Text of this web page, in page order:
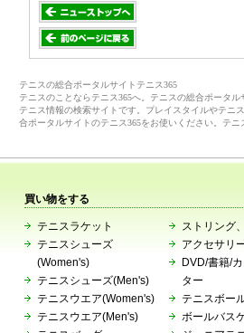
テニスの総合ポータルサイトテニス365
テニスのことならテニス365へ。テニスの総合ポータ
テニス情報の検索サイトです。プレイスタイルやテニ
合ポータルサイトのテニス365をお使いください。テ
買い物をする
テニスラケット
テニスシューズ
(Women's)
テニスシューズ(Men's)
テニスウエア(Women's)
テニスウエア(Men's)
ストリング
アクセサリ
DVD/書籍/
ター
テニスボー
ボールバス